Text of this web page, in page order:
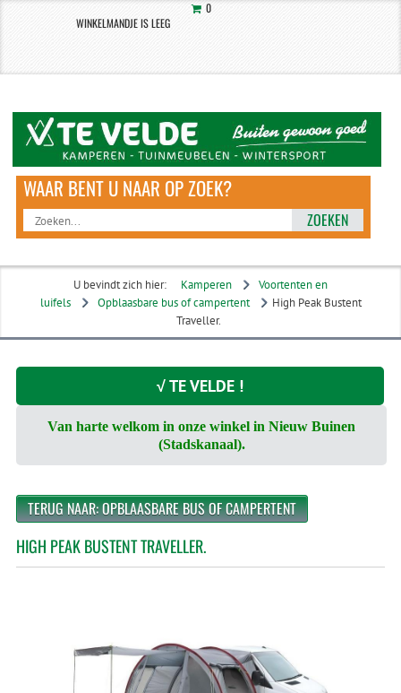
0
WINKELMANDJE IS LEEG
ZOEKEN
U bevindt zich hier: Kamperen
Voortenten en
luifels
Opblaasbare bus of campertent
High Peak Bustent
Traveller.
√ TE VELDE !
Van harte welkom in onze winkel in Nieuw Buinen
(Stadskanaal).
TERUG NAAR: OPBLAASBARE BUS OF CAMPERTENT
HIGH PEAK BUSTENT TRAVELLER.